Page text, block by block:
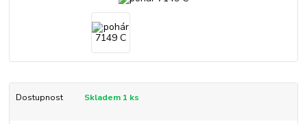
Dostupnost Skladem 1 ks